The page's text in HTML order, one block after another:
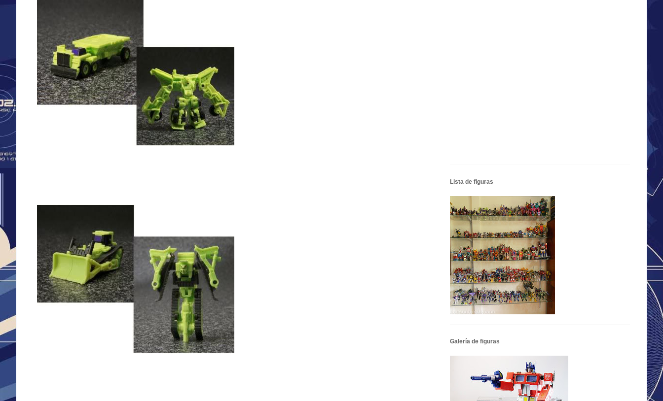
Lista de figuras
Galería de figuras